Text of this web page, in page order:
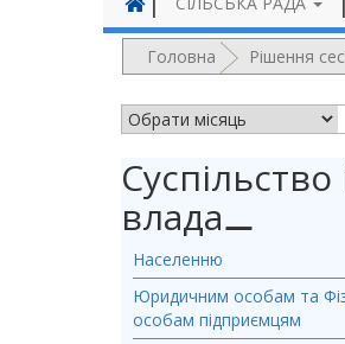
Головна Рішення
АРХІВ НОВИН
Суспільство
влада⚊
Населенню
Юридичним особам та
особам підприємцям